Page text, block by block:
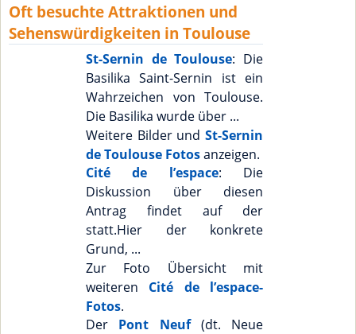
Oft besuchte Attraktionen und
Sehenswürdigkeiten in Toulouse
St-Sernin de Toulouse: Die
Basilika Saint-Sernin ist ein
Wahrzeichen von Toulouse.
Die Basilika wurde über ...
Weitere Bilder und St-Sernin
de Toulouse Fotosanzeigen.
Cité de l’espace: Die
Diskussion über diesen
Antrag findet auf der
statt.Hier der konkrete
Grund, ...
Zur Foto Übersicht mit
weiteren Cité de l’espace-
Fotos.
Der Pont Neuf (dt. Neue